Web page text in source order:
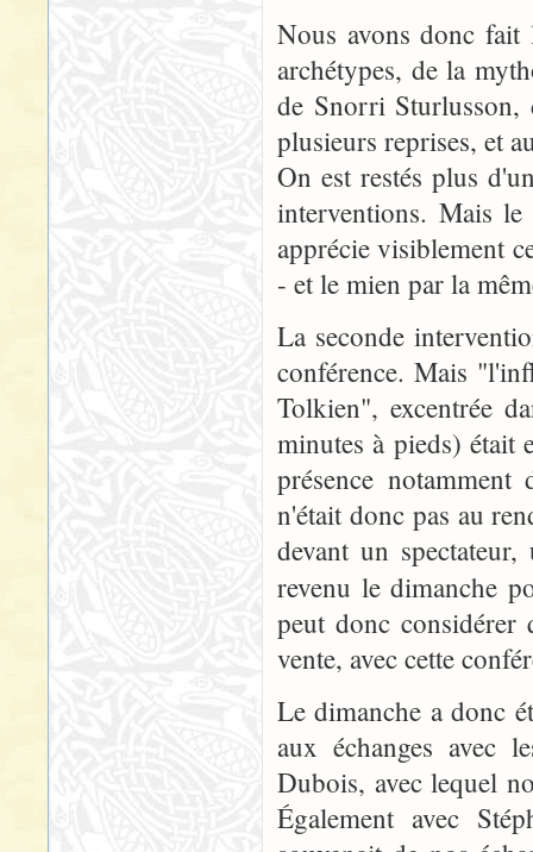
Nous avons donc fait
archétypes, de la
de Snorri
plusieurs reprises, et
On est restés plus
interventions. Mais
apprécie visiblement
- et le mien par la
La seconde
conférence. Mais
Tolkien", excentrée
minutes à pieds) était
présence
n'était donc pas au
devant un
revenu le dimanche
peut donc
vente, avec cette
Le dimanche a donc
aux échanges avec
Dubois, avec lequel
Également avec